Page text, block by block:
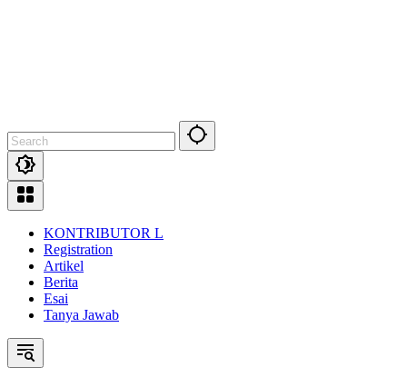
KONTRIBUTOR L
Registration
Artikel
Berita
Esai
Tanya Jawab